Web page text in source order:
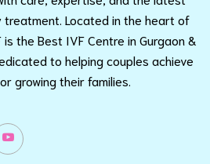
Located in the heart of
the Best IVF Centre in Gurgaon &
to helping couples achieve
growing their families.